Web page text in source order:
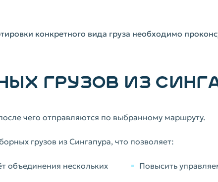
конкретного вида груза необходимо
ГРУЗОВ ИЗ
чего отправляются по выбранному маршруту.
грузов из Сингапура, что позволяет:
объединения нескольких
Повысить